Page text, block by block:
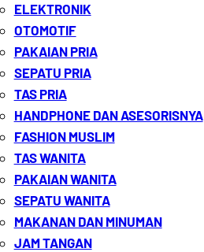
ELEKTRONIK
OTOMOTIF
PAKAIAN PRIA
SEPATU PRIA
TAS PRIA
HANDPHONE DAN ASESORISNYA
FASHION MUSLIM
TAS WANITA
PAKAIAN WANITA
SEPATU WANITA
MAKANAN DAN MINUMAN
JAM TANGAN